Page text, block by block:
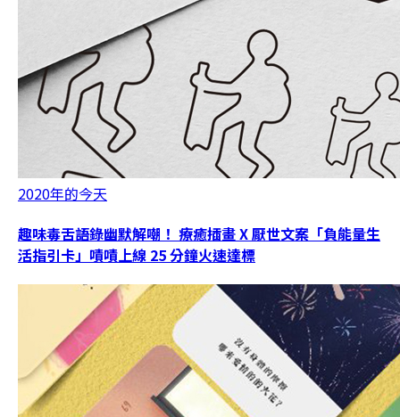
2020年的今天
趣味毒舌語錄幽默解嘲！ 療癒插畫 X 厭世文案「負能量生
活指引卡」嘖嘖上線 25 分鐘火速達標